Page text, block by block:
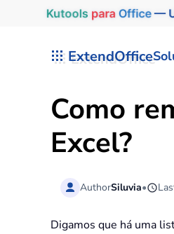
Kutools para Office—
ExtendOffice
Como
Excel?
AuthorSiluvia•
Digamos que há uma